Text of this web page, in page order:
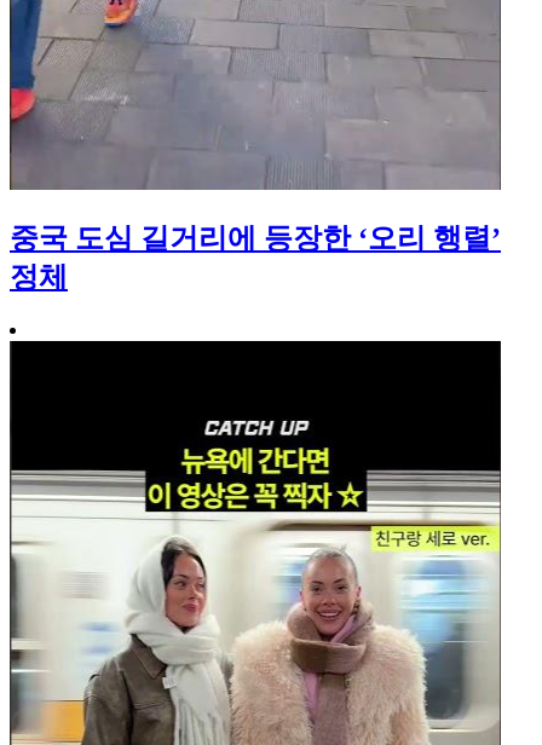
중국 도심 길거리에 등장한 ‘오리 행렬’
정체